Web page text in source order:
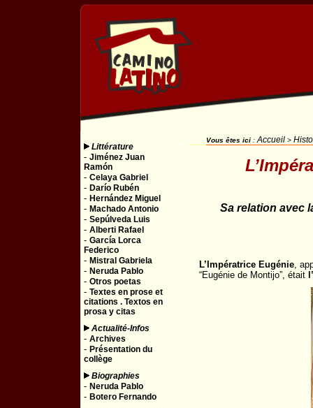
Littérature
- Jiménez Juan
Ramón
- Celaya Gabriel
- Darío Rubén
- Hernández Miguel
- Machado Antonio
- Sepúlveda Luis
- Alberti Rafael
- García Lorca
Federico
- Mistral Gabriela
- Neruda Pablo
- Otros poetas
- Textes en prose et
citations . Textos en
prosa y citas
Actualité-Infos
- Archives
- Présentation du
collège
Biographies
- Neruda Pablo
- Botero Fernando
Vous êtes ici : Accueil >
Sa relation avec
L’Impératrice Eugénie,
“Eugénie de Montijo”, était